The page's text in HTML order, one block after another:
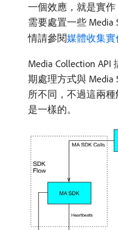
一個效應，就是實作
需要處置一些 Media
情請參閱媒體收集實
Media Collection
期處理方式與 Media
所不同，不過這兩
是一樣的。